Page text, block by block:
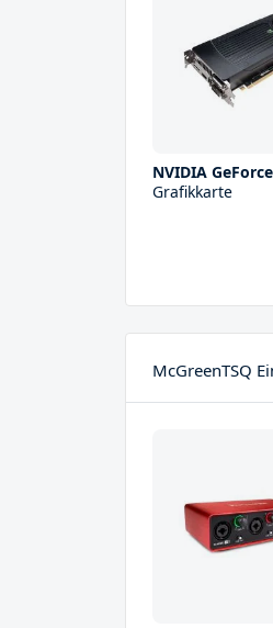
NVIDIA
Grafikkarte
McGreenTSQ